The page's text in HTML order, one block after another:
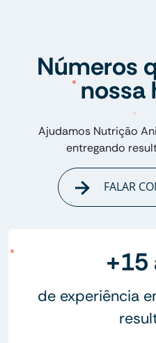
Números
nossa
Ajudamos Nutrição
entregando
FALAR
+15
de experiência